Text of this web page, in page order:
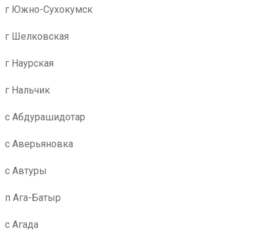
г Южно-Сухокумск
г Шелковская
г Наурская
г Нальчик
с Абдурашидотар
с Аверьяновка
с Автуры
п Ага-Батыр
с Агада